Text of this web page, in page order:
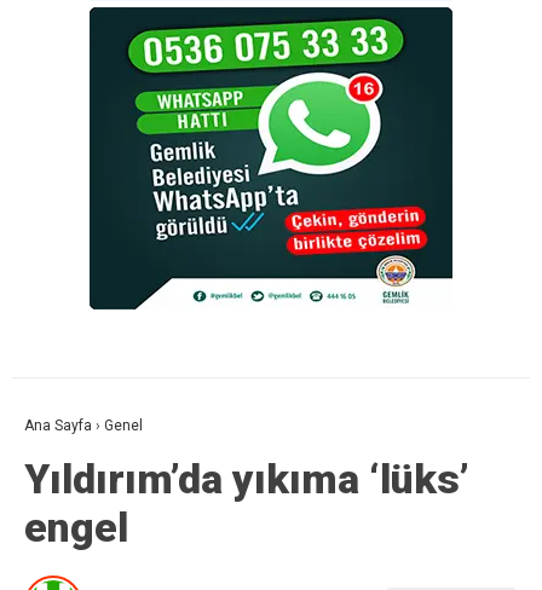
Ana Sayfa › Genel
Yıldırım’da yıkıma ‘lüks’
engel